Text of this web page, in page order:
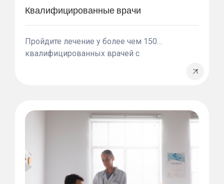
Квалифицированные врачи
Пройдите лечение у более чем 150
квалифицированных врачей с